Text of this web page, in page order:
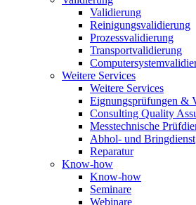
Validierung
Reinigungsvalidierung
Prozessvalidierung
Transportvalidierung
Weitere Services
Weitere Services
Eignungsprüfungen &
Consulting Quality
Messtechnische
Abhol- und Bringdienst
Reparatur
Know-how
Know-how
Seminare
Webinare